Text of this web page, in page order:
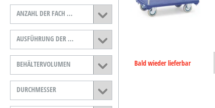
ANZAHL DER FACH ...
AUSFÜHRUNG DER ...
BEHÄLTERVOLUMEN
DURCHMESSER
Bald wieder lieferbar